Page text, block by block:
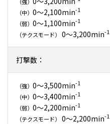
（中） 0～2,100min-1
（弱） 0～1,100min-1
（テクスモード） 0～3,200min-1
打撃数：
（強） 0～3,500min-1
（中） 0～3,400min-1
（弱） 0～2,200min-1
（テクスモード） 0～2,200min-1